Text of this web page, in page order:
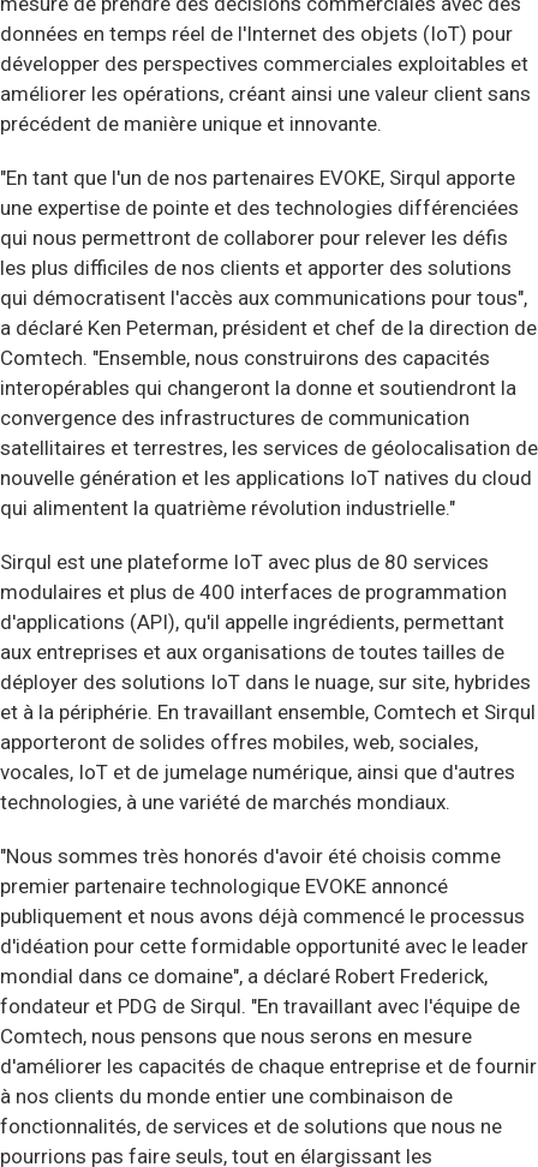
données en temps réel de l'Internet des objets (IoT) pour
développer des perspectives commerciales exploitables et
améliorer les opérations, créant ainsi une valeur client sans
précédent de manière unique et innovante.
"En tant que l'un de nos partenaires EVOKE, Sirqul apporte
une expertise de pointe et des technologies différenciées
qui nous permettront de collaborer pour relever les défis
les plus difficiles de nos clients et apporter des solutions
qui démocratisent l'accès aux communications pour tous",
a déclaré Ken Peterman, président et chef de la direction de
Comtech. "Ensemble, nous construirons des capacités
interopérables qui changeront la donne et soutiendront la
convergence des infrastructures de communication
satellitaires et terrestres, les services de géolocalisation de
nouvelle génération et les applications IoT natives du cloud
qui alimentent la quatrième révolution industrielle."
Sirqul est une plateforme IoT avec plus de 80 services
modulaires et plus de 400 interfaces de programmation
d'applications (API), qu'il appelle ingrédients, permettant
aux entreprises et aux organisations de toutes tailles de
déployer des solutions IoT dans le nuage, sur site, hybrides
et à la périphérie. En travaillant ensemble, Comtech et Sirqul
apporteront de solides offres mobiles, web, sociales,
vocales, IoT et de jumelage numérique, ainsi que d'autres
technologies, à une variété de marchés mondiaux.
"Nous sommes très honorés d'avoir été choisis comme
premier partenaire technologique EVOKE annoncé
publiquement et nous avons déjà commencé le processus
d'idéation pour cette formidable opportunité avec le leader
mondial dans ce domaine", a déclaré Robert Frederick,
fondateur et PDG de Sirqul. "En travaillant avec l'équipe de
Comtech, nous pensons que nous serons en mesure
d'améliorer les capacités de chaque entreprise et de fournir
à nos clients du monde entier une combinaison de
fonctionnalités, de services et de solutions que nous ne
pourrions pas faire seuls, tout en élargissant les